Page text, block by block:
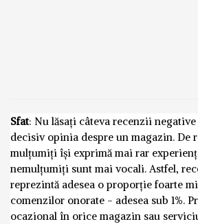
Sfat: Nu lăsați câteva recenzii
decisiv opinia despre un magazin. De
mulțumiți își exprimă mai rar
nemulțumiți sunt mai vocali. Astfel,
reprezintă adesea o proporție foarte
comenzilor onorate - adesea sub 1%.
ocazional în orice magazin sau